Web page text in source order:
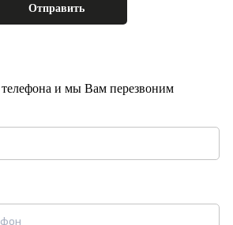
телефона и мы Вам перезвоним